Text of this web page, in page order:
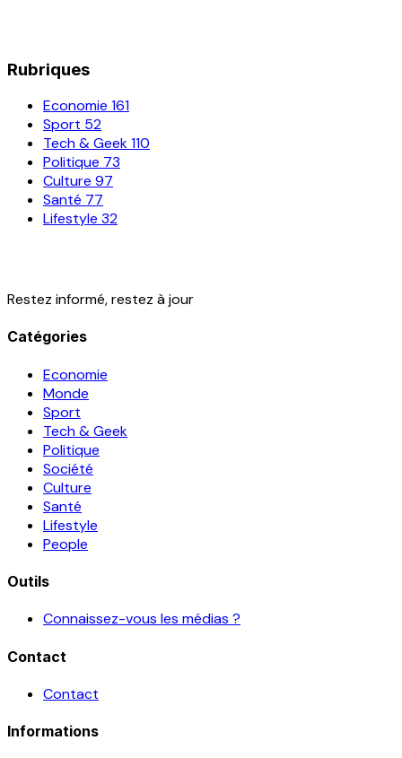
Rubriques
Economie 161
Sport 52
Tech & Geek110
Politique 73
Culture 97
Santé 77
Lifestyle 32
Restez informé, restez à jour
Catégories
Economie
Monde
Sport
Tech & Geek
Politique
Société
Culture
Santé
Lifestyle
People
Outils
Connaissez-vous les médias ?
Contact
Contact
Informations